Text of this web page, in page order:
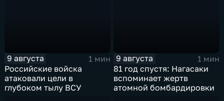
9 августа
1 мин
Российские войска
атаковали цели в
глубоком тылу ВСУ
9 августа
1 мин
81 год спустя: Нагасаки
вспоминает жертв
атомной бомбардировки